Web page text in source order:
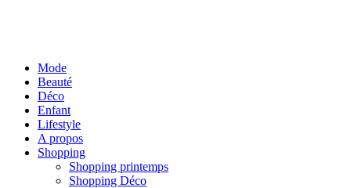
Mode
Beauté
Déco
Enfant
Lifestyle
A propos
Shopping
Shopping printemps
Shopping Déco